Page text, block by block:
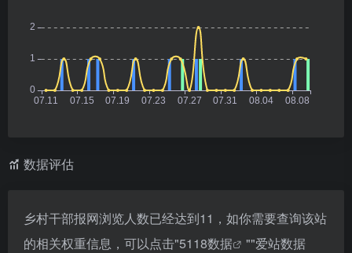
数据评估
乡村干部报网浏览人数已经达到11，如你需要查询该站
的相关权重信息，可以点击"5118数据 ""爱站数据